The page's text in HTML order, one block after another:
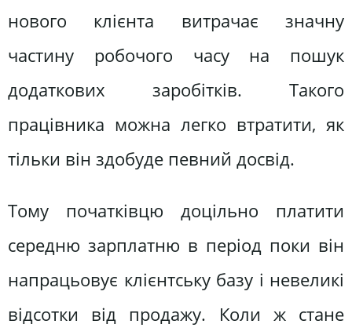
нового клієнта витрачає значну
частину робочого часу на пошук
додаткових заробітків. Такого
працівника можна легко втратити, як
тільки він здобуде певний досвід.
Тому початківцю доцільно платити
середню зарплатню в період поки він
напрацьовує клієнтську базу і невеликі
відсотки від продажу. Коли ж стане